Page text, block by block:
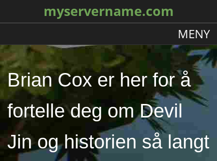
myservername.com
MENY
Brian Cox er her for å
fortelle deg om Devil
Jin og historien så langt